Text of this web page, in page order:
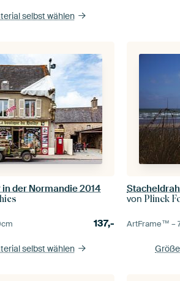
selbst wählen
der Normandie 2014
cm 137,-
selbst wählen
vonPlinck
ArtFrame™ –